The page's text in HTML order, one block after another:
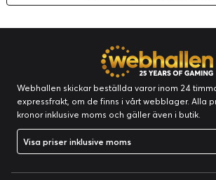
Webhallen skickar beställda varor inom 24
expressfrakt, om de finns i vårt webblager. Alla
kronor inklusive moms och gäller även i butik.
Visa priser inklusive moms